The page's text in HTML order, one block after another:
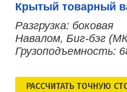
Крытый товарный
Разгрузка: боковая
Навалом, Биг-бэг
Грузоподъемность:
РАСCЧИТАТЬ ТОЧНУЮ